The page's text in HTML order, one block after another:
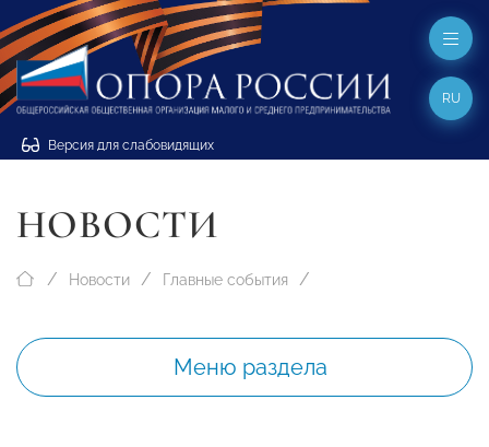
Версия для слабовидящих
RU
НОВОСТИ
Новости Главные события
Меню раздела